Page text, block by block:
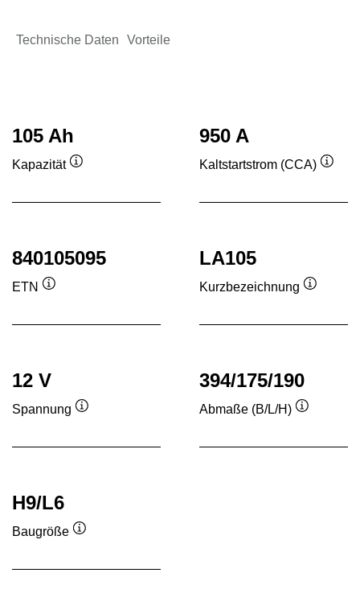
Technische Daten Vorteile
105 Ah
Kapazität
950 A
Kaltstartstrom (CCA)
840105095
ETN
LA105
Kurzbezeichnung
12 V
Spannung
394/175/190
Abmaße (B/L/H)
H9/L6
Baugröße